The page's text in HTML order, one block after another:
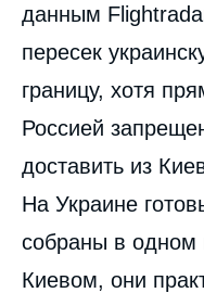
данным
пересек
границу, хотя
Россией
доставить из
На Украине
собраны в одном
Киевом, они